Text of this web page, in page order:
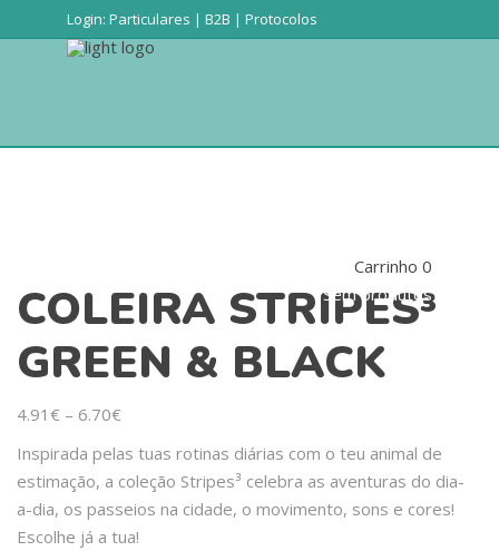
Login: Particulares | B2B | Protocolos
Carrinho 0
Sem produtos
COLEIRA STRIPES³
GREEN & BLACK
4.91 € – 6.70€
Inspirada pelas tuas rotinas diárias com o teu animal de
estimação, a coleção Stripes³ celebra as aventuras do dia-
a-dia, os passeios na cidade, o movimento, sons e cores!
Escolhe já a tua!